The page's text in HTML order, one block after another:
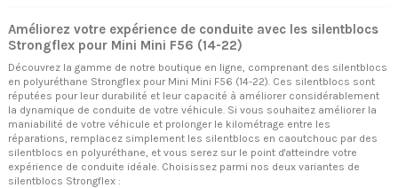
Améliorez votre expérience de conduite avec les silentblocs
Strongflex pour Mini Mini F56 (14-22)
Découvrez la gamme de notre boutique en ligne, comprenant des silentblocs
en polyuréthane Strongflex pour Mini Mini F56 (14-22). Ces silentblocs sont
réputées pour leur durabilité et leur capacité à améliorer considérablement
la dynamique de conduite de votre véhicule. Si vous souhaitez améliorer la
maniabilité de votre véhicule et prolonger le kilométrage entre les
réparations, remplacez simplement les silentblocs en caoutchouc par des
silentblocs en polyuréthane, et vous serez sur le point d'atteindre votre
expérience de conduite idéale. Choisissez parmi nos deux variantes de
silentblocs Strongflex :